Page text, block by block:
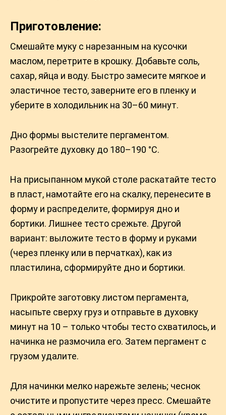
Приготовление:
Смешайте муку с нарезанным на кусочки
маслом, перетрите в крошку. Добавьте соль,
сахар, яйца и воду. Быстро замесите мягкое и
эластичное тесто, заверните его в пленку и
уберите в холодильник на 30–60 минут.
Дно формы выстелите пергаментом.
Разогрейте духовку до 180–190 °C.
На присыпанном мукой столе раскатайте тесто
в пласт, намотайте его на скалку, перенесите в
форму и распределите, формируя дно и
бортики. Лишнее тесто срежьте. Другой
вариант: выложите тесто в форму и руками
(через пленку или в перчатках), как из
пластилина, сформируйте дно и бортики.
Прикройте заготовку листом пергамента,
насыпьте сверху груз и отправьте в духовку
минут на 10 – только чтобы тесто схватилось, и
начинка не размочила его. Затем пергамент с
грузом удалите.
Для начинки мелко нарежьте зелень; чеснок
очистите и пропустите через пресс. Смешайте